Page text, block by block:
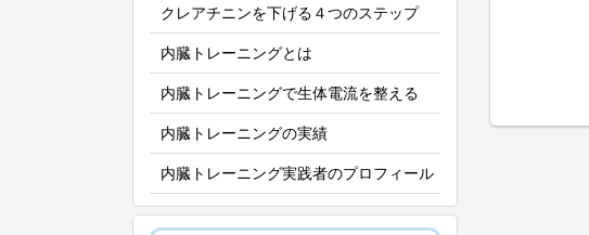
クレアチニンを下げる４つのステップ
内臓トレーニングとは
内臓トレーニングで生体電流を整える
内臓トレーニングの実績
内臓トレーニング実践者のプロフィール